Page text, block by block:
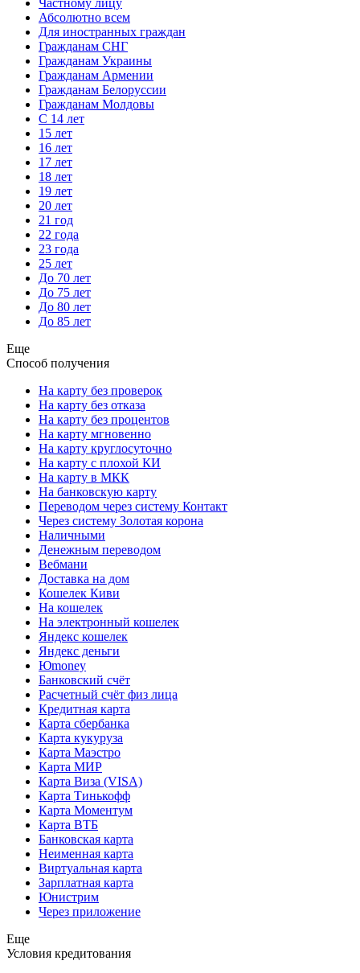
Частному лицу
Абсолютно всем
Для иностранных граждан
Гражданам СНГ
Гражданам Украины
Гражданам Армении
Гражданам Белоруссии
Гражданам Молдовы
С 14 лет
15 лет
16 лет
17 лет
18 лет
19 лет
20 лет
21 год
22 года
23 года
25 лет
До 70 лет
До 75 лет
До 80 лет
До 85 лет
Еще
Способ получения
На карту без проверок
На карту без отказа
На карту без процентов
На карту мгновенно
На карту круглосуточно
На карту с плохой КИ
На карту в МКК
На банковскую карту
Переводом через систему Контакт
Через систему Золотая корона
Наличными
Денежным переводом
Вебмани
Доставка на дом
Кошелек Киви
На кошелек
На электронный кошелек
Яндекс кошелек
Яндекс деньги
Юmoney
Банковский счёт
Расчетный счёт физ лица
Кредитная карта
Карта сбербанка
Карта кукуруза
Карта Маэстро
Карта МИР
Карта Виза (VISA)
Карта Тинькофф
Карта Моментум
Карта ВТБ
Банковская карта
Неименная карта
Виртуальная карта
Зарплатная карта
Юнистрим
Через приложение
Еще
Условия кредитования